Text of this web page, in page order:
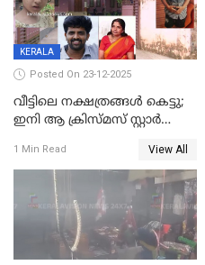
KERALA
Posted On 23-12-2025
വീട്ടിലെ നക്ഷത്രങ്ങൾ കെട്ടു;
ഇനി ആ ക്രിസ്മസ് സ്റ്റാർ
വേണ്ടിയുള്ള
പിടിവലിക്കിടയിൽ
അപ്പൂപ്പനെതിരെ പോക്സോ
കേസ് ഒടുവിൽ 4 ജീവനുകൾ
പൊലിഞ്ഞു
1 Min Read View All